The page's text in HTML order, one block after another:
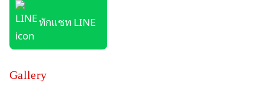
ทักแชท LINE
Gallery